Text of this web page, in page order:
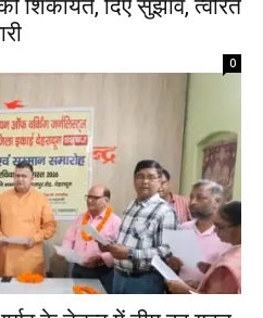
शिकायतें, दिए सुझाव, त्वरित
0